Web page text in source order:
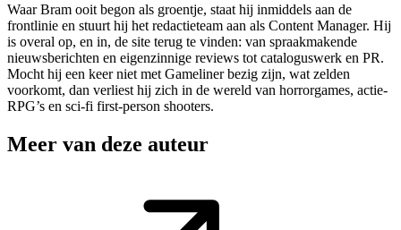
Waar Bram ooit begon als groentje, staat hij inmiddels aan de
frontlinie en stuurt hij het redactieteam aan als Content Manager. Hij
is overal op, en in, de site terug te vinden: van spraakmakende
nieuwsberichten en eigenzinnige reviews tot cataloguswerk en PR.
Mocht hij een keer niet met Gameliner bezig zijn, wat zelden
voorkomt, dan verliest hij zich in de wereld van horrorgames, actie-
RPG’s en sci-fi first-person shooters.
Meer van deze auteur